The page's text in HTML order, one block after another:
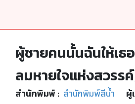
ผู้ชายคนนั้นฉันให้เธ
ลมหายใจแห่งสวรร
สำนักพิมพ์ : สำนักพิมพ์สีน้ำ ผู้